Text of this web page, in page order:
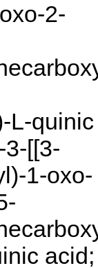
2-
L-quinic
[[3-
1-oxo-
acid;